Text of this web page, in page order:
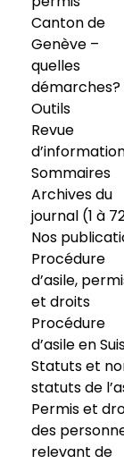
Canton de
Genève –
quelles
démarches?
Outils
Revue
Sommaires
Archives du
journal (1 à
Nos
Procédure
d’asile,
et droits
Procédure
d’asile en
Statuts et
statuts de
Permis et
des
relevant de